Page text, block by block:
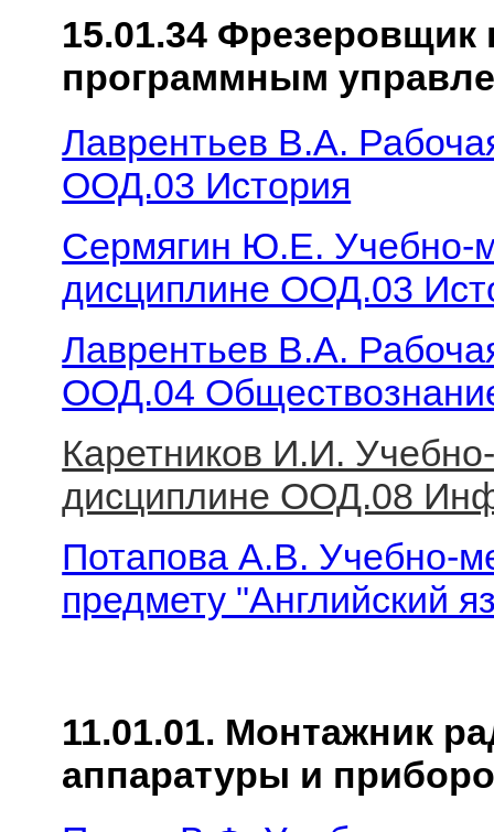
15.01.34 Фрезеровщик
программным
Лаврентьев В.А.
ООД.03 История
Сермягин Ю.Е. Учебно-
дисциплине ООД.03
Лаврентьев В.А.
ООД.04
Каретников И.И.
дисциплине ООД.08
Потапова А.В. Учебно-
предмету "Английский
11.01.01. Монтажник
аппаратуры и